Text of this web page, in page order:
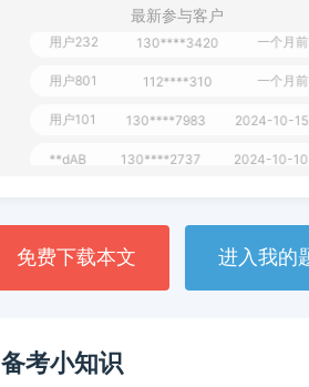
最新参与客户
用户279 130****8868 2024-08-21
免费下载本文 进入我的
备考小知识